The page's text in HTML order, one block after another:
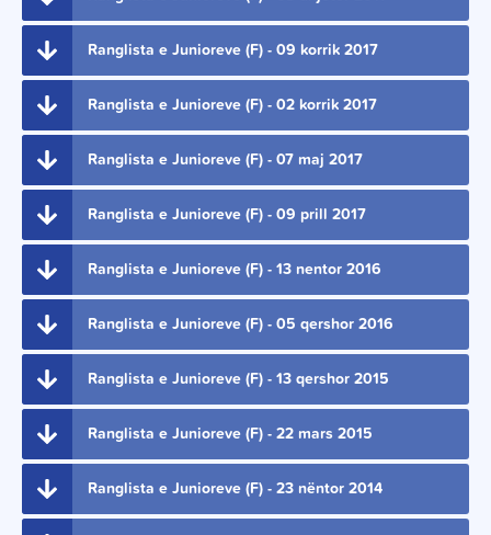
Ranglista e Junioreve (F) - 09 korrik 2017
Ranglista e Junioreve (F) - 02 korrik 2017
Ranglista e Junioreve (F) - 07 maj 2017
Ranglista e Junioreve (F) - 09 prill 2017
Ranglista e Junioreve (F) - 13 nentor 2016
Ranglista e Junioreve (F) - 05 qershor 2016
Ranglista e Junioreve (F) - 13 qershor 2015
Ranglista e Junioreve (F) - 22 mars 2015
Ranglista e Junioreve (F) - 23 nëntor 2014